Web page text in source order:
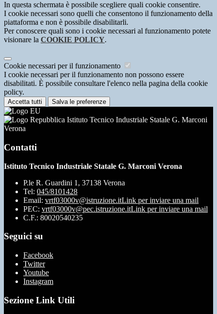
In questa schermata è possibile scegliere quali cookie consentire.
I cookie necessari sono quelli che consentono il funzionamento della
piattaforma e non è possibile disabilitarli.
Per conoscere quali sono i cookie necessari al funzionamento potete
visionare la COOKIE POLICY.
Cookie necessari per il funzionamento
I cookie necessari per il funzionamento non possono essere
disabilitati. È possibile consultare l'elenco nella pagina della cookie
policy.
Accetta tutti Salva le preferenze
Istituto Tecnico Industriale Statale G. Marconi
Verona
Contatti
Istituto Tecnico Industriale Statale G. Marconi Verona
P.le R. Guardini 1, 37138 Verona
Tel: 045/8101428
Email: vrtf03000v@istruzione.itLink per inviare una mail
PEC: vrtf03000v@pec.istruzione.itLink per inviare una mail
C.F.: 80020540235
Seguici su
Facebook
Twitter
Youtube
Instagram
Sezione Link Utili